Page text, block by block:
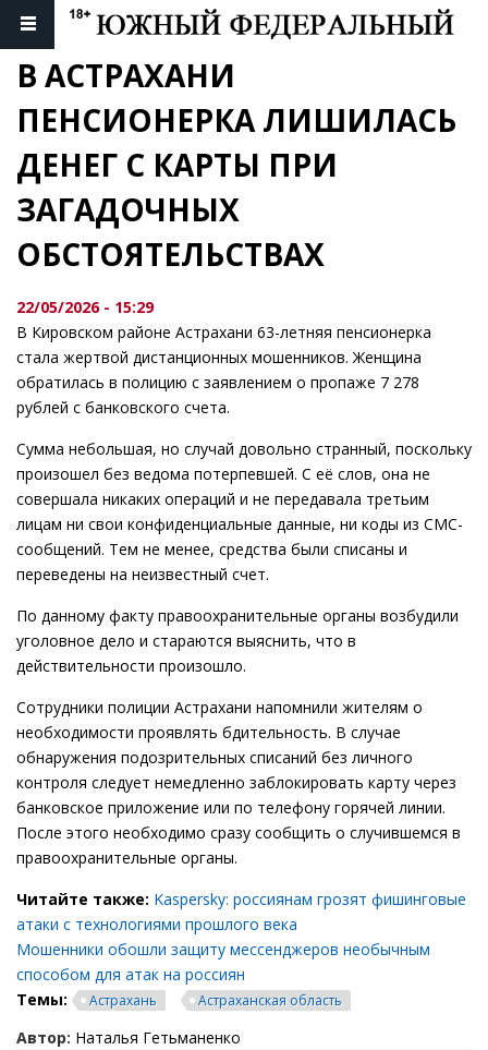
В АСТРАХАНИ
ПЕНСИОНЕРКА ЛИШИЛАСЬ
ДЕНЕГ С КАРТЫ ПРИ
ЗАГАДОЧНЫХ
ОБСТОЯТЕЛЬСТВАХ
22/05/2026 - 15:29
В Кировском районе Астрахани 63-летняя пенсионерка
стала жертвой дистанционных мошенников. Женщина
обратилась в полицию с заявлением о пропаже 7 278
рублей с банковского счета.
Сумма небольшая, но случай довольно странный, поскольку
произошел без ведома потерпевшей. С её слов, она не
совершала никаких операций и не передавала третьим
лицам ни свои конфиденциальные данные, ни коды из СМС-
сообщений. Тем не менее, средства были списаны и
переведены на неизвестный счет.
По данному факту правоохранительные органы возбудили
уголовное дело и стараются выяснить, что в
действительности произошло.
Сотрудники полиции Астрахани напомнили жителям о
необходимости проявлять бдительность. В случае
обнаружения подозрительных списаний без личного
контроля следует немедленно заблокировать карту через
банковское приложение или по телефону горячей линии.
После этого необходимо сразу сообщить о случившемся в
правоохранительные органы.
Читайте также: Kaspersky: россиянам грозят фишинговые
атаки с технологиями прошлого века
Мошенники обошли защиту мессенджеров необычным
способом для атак на россиян
Темы:
Астрахань Астраханская область
Автор: Наталья Гетьманенко